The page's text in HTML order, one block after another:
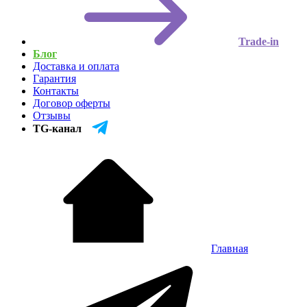
Trade-in
Блог
Доставка и оплата
Гарантия
Контакты
Договор оферты
Отзывы
TG-канал
Главная